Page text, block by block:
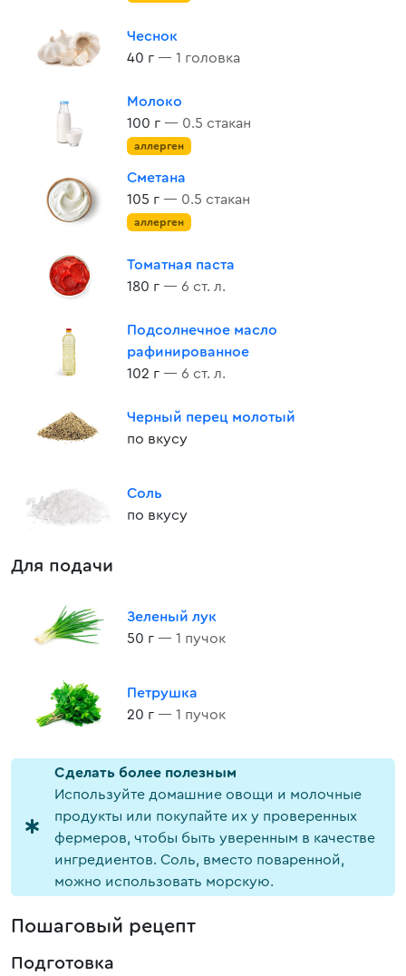
Чеснок
40 г — 1 головка
Молоко
100 г — 0.5 стакан
аллерген
Сметана
105 г — 0.5 стакан
аллерген
Томатная паста
180 г — 6 ст. л.
Подсолнечное масло
рафинированное
102 г — 6 ст. л.
Черный перец молотый
по вкусу
Соль
по вкусу
Для подачи
Зеленый лук
50 г — 1 пучок
Петрушка
20 г — 1 пучок
Cделать более полезным
Используйте домашние овощи и молочные
продукты или покупайте их у проверенных
фермеров, чтобы быть уверенным в качестве
ингредиентов. Соль, вместо поваренной,
можно использовать морскую.
Пошаговый рецепт
Подготовка